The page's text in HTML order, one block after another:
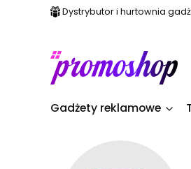
Dystrybutor i hurtownia
Gadżety reklamowe